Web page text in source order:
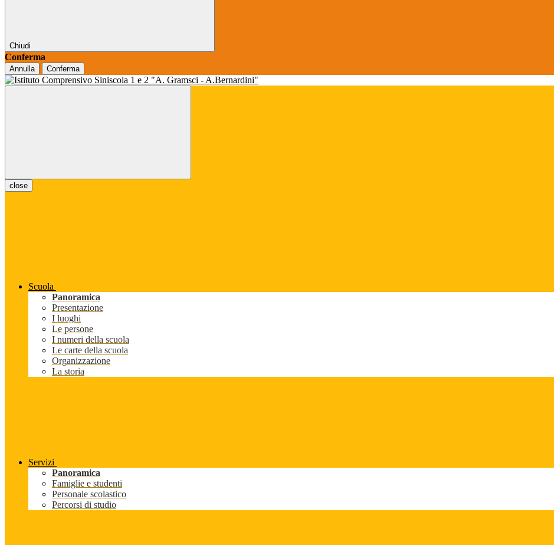
Chiudi
Conferma
Annulla Conferma
close
Scuola
Panoramica
Presentazione
I luoghi
Le persone
I numeri della scuola
Le carte della scuola
Organizzazione
La storia
Servizi
Panoramica
Famiglie e studenti
Personale scolastico
Percorsi di studio